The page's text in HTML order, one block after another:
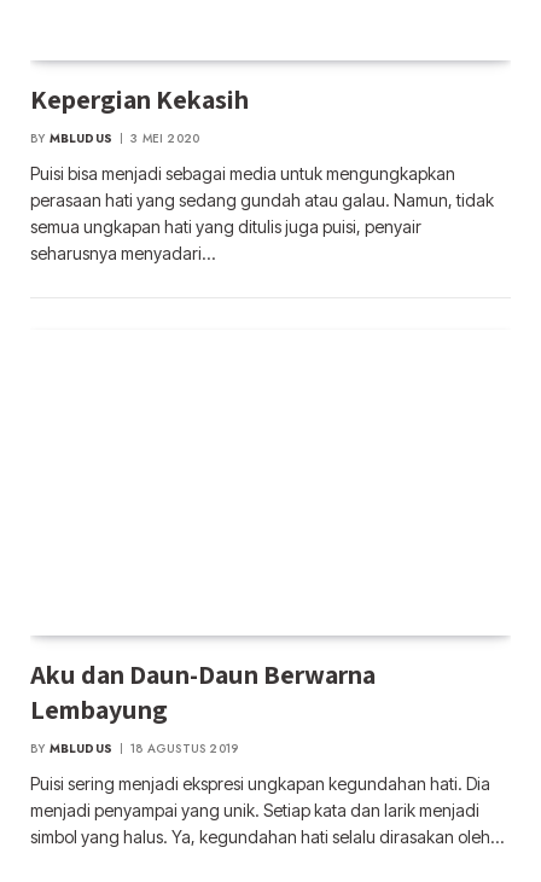
Kepergian Kekasih
BY MBLUDUS 3 MEI 2020
Puisi bisa menjadi sebagai media untuk mengungkapkan
perasaan hati yang sedang gundah atau galau. Namun, tidak
semua ungkapan hati yang ditulis juga puisi, penyair
seharusnya menyadari…
Aku dan Daun-Daun Berwarna
Lembayung
BY MBLUDUS 18 AGUSTUS 2019
Puisi sering menjadi ekspresi ungkapan kegundahan hati. Dia
menjadi penyampai yang unik. Setiap kata dan larik menjadi
simbol yang halus. Ya, kegundahan hati selalu dirasakan oleh…